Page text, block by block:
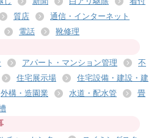
質店
通信・インターネット
電話 靴修理
アパート・マンション管理
不
住宅展示場
住宅設備・建設・建
外構・造園業 水道・配水管
畳